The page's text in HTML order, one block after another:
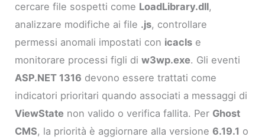
cercare file sospetti come LoadLibrary.dll,
analizzare modifiche ai file .js, controllare
permessi anomali impostati con icacls e
monitorare processi figli diw3wp.exe. Gli eventi
ASP.NET 1316 devono essere trattati come
indicatori prioritari quando associati a messaggi di
ViewState non valido o verifica fallita. Per Ghost
CMS, la priorità è aggiornare alla versione6.19.1 o